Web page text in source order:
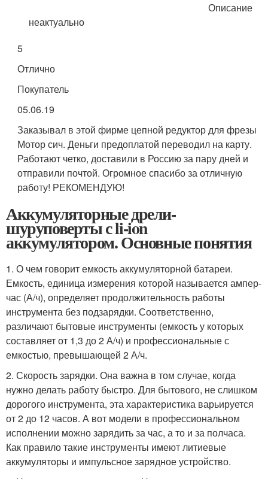
Описание
неактуально
5
Отлично
Покупатель
05.06.19
Заказывал в этой фирме цепной редуктор для фрезы
Мотор сич. Деньги предоплатой переводил на карту.
Работают четко, доставили в Россию за пару дней и
отправили почтой. Огромное спасибо за отличную
работу! РЕКОМЕНДУЮ!
Аккумуляторные дрели-
шуруповерты с li-ion
аккумулятором. Основные понятия
1. О чем говорит емкость аккумуляторной батареи.
Емкость, единица измерения которой называется ампер-
час (А/ч), определяет продолжительность работы
инструмента без подзарядки. Соответственно,
различают бытовые инструменты (емкость у которых
составляет от 1,3 до 2 А/ч) и профессиональные с
емкостью, превышающей 2 А/ч.
2. Скорость зарядки. Она важна в том случае, когда
нужно делать работу быстро. Для бытового, не слишком
дорогого инструмента, эта характеристика варьируется
от 2 до 12 часов. А вот модели в профессиональном
исполнении можно зарядить за час, а то и за полчаса.
Как правило такие инструменты имеют литиевые
аккумуляторы и импульсное зарядное устройство.